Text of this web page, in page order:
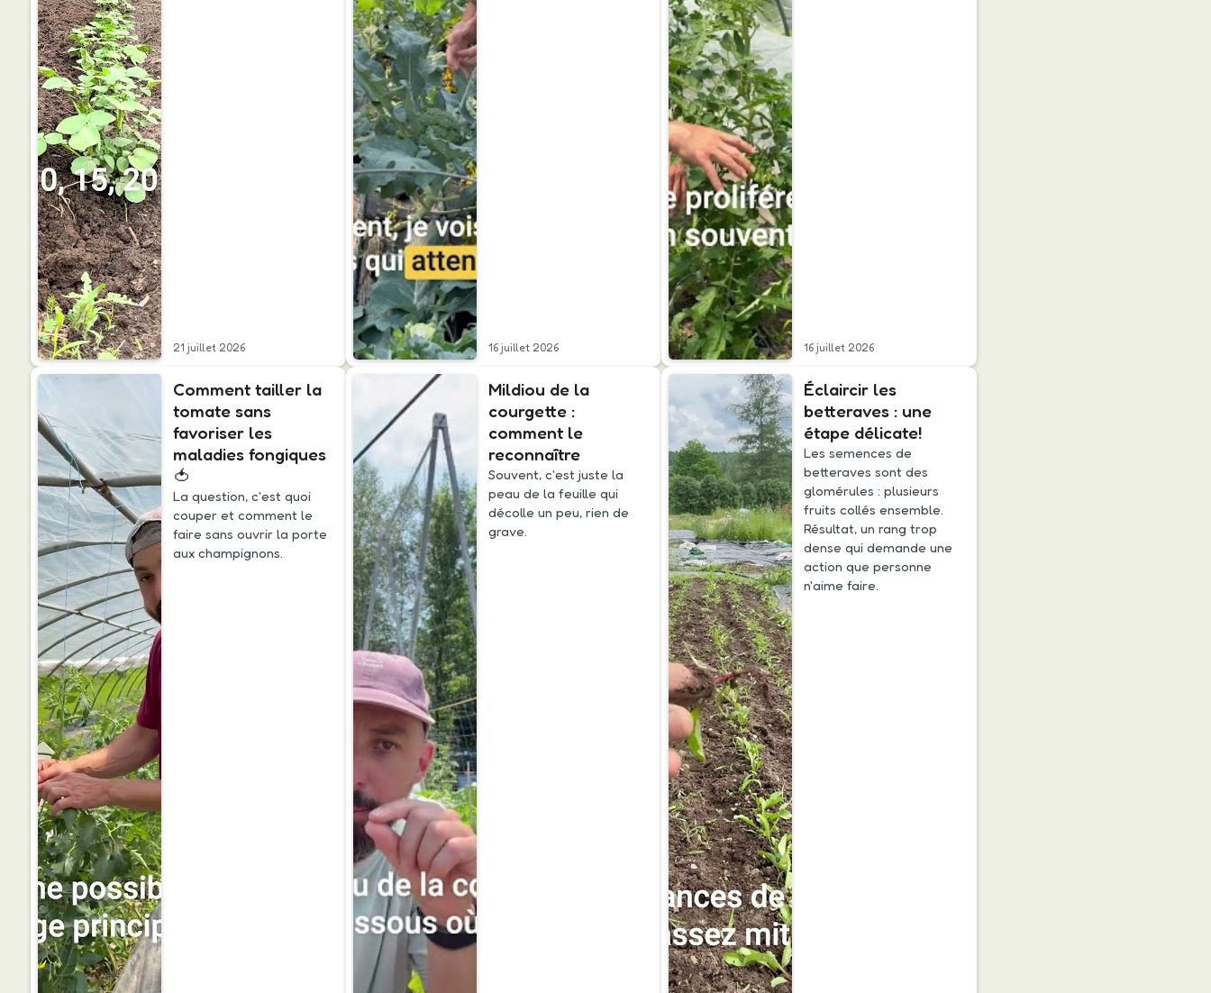
21 juillet 2026 16 juillet 2026 16 juillet 2026
Comment tailler la
tomate sans
favoriser les
maladies fongiques
🍅
La question, c'est quoi
couper et comment le
faire sans ouvrir la porte
aux champignons.
Mildiou de la
courgette :
comment le
reconnaître
Souvent, c'est juste la
peau de la feuille qui
décolle un peu, rien de
grave.
Éclaircir les
betteraves : une
étape délicate!
Les semences de
betteraves sont des
glomérules : plusieurs
fruits collés ensemble.
Résultat, un rang trop
dense qui demande une
action que personne
n'aime faire.